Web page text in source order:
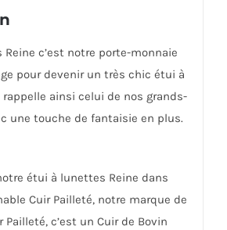
Reine c’est notre porte-monnaie
pour devenir un très chic étui à
ainsi celui de nos grands-
une touche de fantaisie en plus.
étui à lunettes Reine dans
Cuir Pailleté, notre marque de
Pailleté, c’est un Cuir de Bovin